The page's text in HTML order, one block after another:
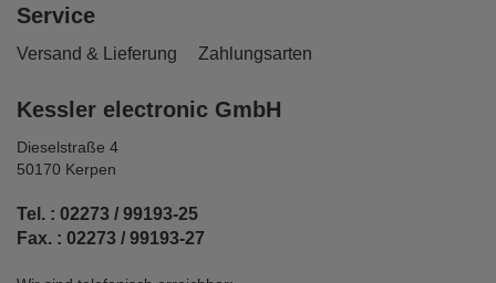
Service
Versand & Lieferung Zahlungsarten
Kessler electronic GmbH
Dieselstraße 4
50170 Kerpen
Tel. : 02273 / 99193-25
Fax. : 02273 / 99193-27